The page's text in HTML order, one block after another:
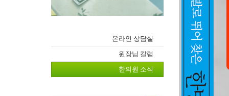
온라인 상담실
원장님 칼럼
한의원 소식